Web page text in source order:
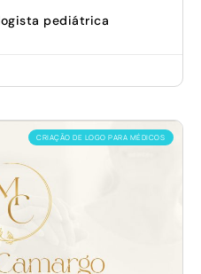
pediátrica
CRIAÇÃO DE LOGO PARA MÉDICOS